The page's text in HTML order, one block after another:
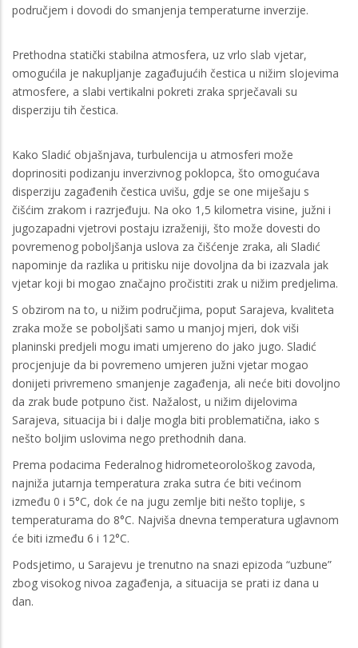
područjem i dovodi do smanjenja temperaturne inverzije.
Prethodna statički stabilna atmosfera, uz vrlo slab vjetar,
omogućila je nakupljanje zagađujućih čestica u nižim slojevima
atmosfere, a slabi vertikalni pokreti zraka sprječavali su
disperziju tih čestica.
Kako Sladić objašnjava, turbulencija u atmosferi može
doprinositi podizanju inverzivnog poklopca, što omogućava
disperziju zagađenih čestica uvišu, gdje se one miješaju s
čišćim zrakom i razrjeđuju. Na oko 1,5 kilometra visine, južni i
jugozapadni vjetrovi postaju izraženiji, što može dovesti do
povremenog poboljšanja uslova za čišćenje zraka, ali Sladić
napominje da razlika u pritisku nije dovoljna da bi izazvala jak
vjetar koji bi mogao značajno pročistiti zrak u nižim predjelima.
S obzirom na to, u nižim područjima, poput Sarajeva, kvaliteta
zraka može se poboljšati samo u manjoj mjeri, dok viši
planinski predjeli mogu imati umjereno do jako jugo. Sladić
procjenjuje da bi povremeno umjeren južni vjetar mogao
donijeti privremeno smanjenje zagađenja, ali neće biti dovoljno
da zrak bude potpuno čist. Nažalost, u nižim dijelovima
Sarajeva, situacija bi i dalje mogla biti problematična, iako s
nešto boljim uslovima nego prethodnih dana.
Prema podacima Federalnog hidrometeorološkog zavoda,
najniža jutarnja temperatura zraka sutra će biti većinom
između 0 i 5°C, dok će na jugu zemlje biti nešto toplije, s
temperaturama do 8°C. Najviša dnevna temperatura uglavnom
će biti između 6 i 12°C.
Podsjetimo, u Sarajevu je trenutno na snazi epizoda “uzbune”
zbog visokog nivoa zagađenja, a situacija se prati iz dana u
dan.